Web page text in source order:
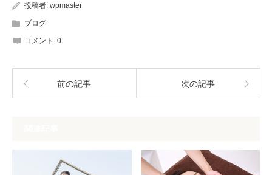
投稿者: wpmaster
ブログ
コメント: 0
前の記事 次の記事